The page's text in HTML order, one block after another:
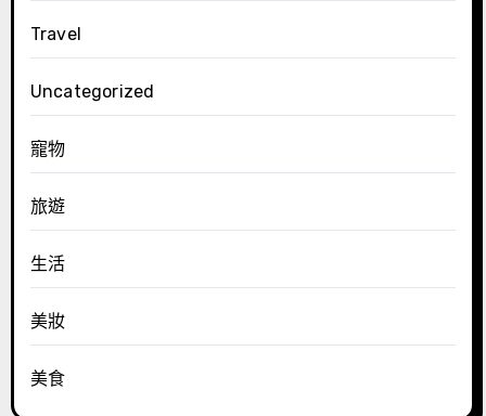
Travel
Uncategorized
寵物
旅遊
生活
美妝
美食